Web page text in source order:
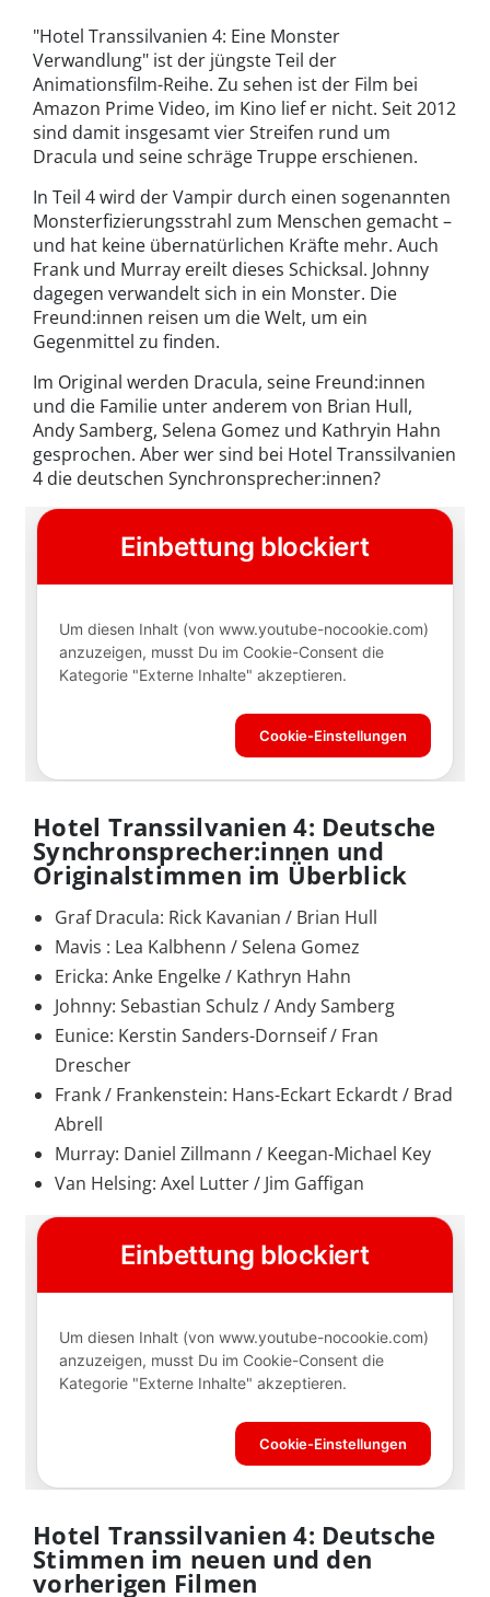
"Hotel Transsilvanien 4: Eine Monster
Verwandlung" ist der jüngste Teil der
Animationsfilm-Reihe. Zu sehen ist der Film bei
Amazon Prime Video, im Kino lief er nicht. Seit 2012
sind damit insgesamt vier Streifen rund um
Dracula und seine schräge Truppe erschienen.
In Teil 4 wird der Vampir durch einen sogenannten
Monsterfizierungsstrahl zum Menschen gemacht –
und hat keine übernatürlichen Kräfte mehr. Auch
Frank und Murray ereilt dieses Schicksal. Johnny
dagegen verwandelt sich in ein Monster. Die
Freund:innen reisen um die Welt, um ein
Gegenmittel zu finden.
Im Original werden Dracula, seine Freund:innen
und die Familie unter anderem von Brian Hull,
Andy Samberg, Selena Gomez und Kathryin Hahn
gesprochen. Aber wer sind bei Hotel Transsilvanien
4 die deutschen Synchronsprecher:innen?
Hotel Transsilvanien 4: Deutsche
Synchronsprecher:innen und
Originalstimmen im Überblick
Graf Dracula: Rick Kavanian / Brian Hull
Mavis : Lea Kalbhenn / Selena Gomez
Ericka: Anke Engelke / Kathryn Hahn
Johnny: Sebastian Schulz / Andy Samberg
Eunice: Kerstin Sanders-Dornseif / Fran
Drescher
Frank / Frankenstein: Hans-Eckart Eckardt / Brad
Abrell
Murray: Daniel Zillmann / Keegan-Michael Key
Van Helsing: Axel Lutter / Jim Gaffigan
Hotel Transsilvanien 4: Deutsche
Stimmen im neuen und den
vorherigen Filmen